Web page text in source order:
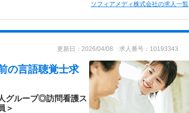
ソフィアメディ株式会社の求人一覧
更新日：2026/04/08 求人番号：10193343
の言語聴覚士求
グループ◎訪問看護ス
＞